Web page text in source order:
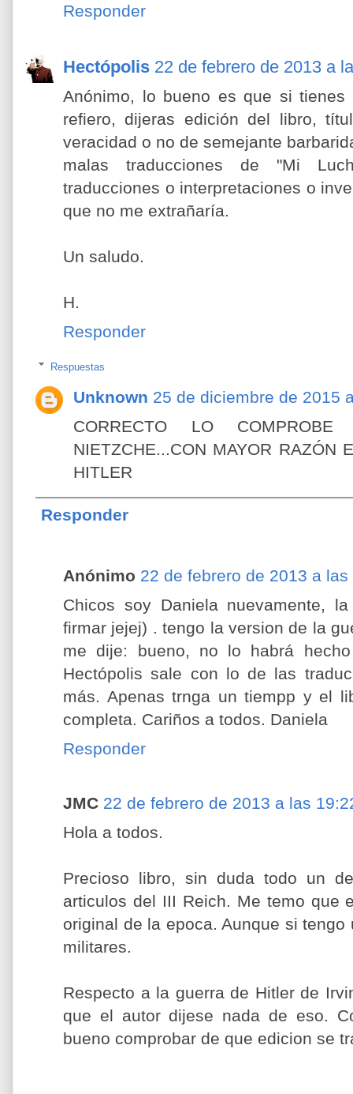
Responder
Hectópolis 22 de febrero de 2013 a
Anónimo, lo bueno es que si
refiero, dijeras edición del libro,
veracidad o no de semejante
malas traducciones de "Mi
traducciones o interpretaciones o
que no me extrañaría.
Un saludo.
H.
Responder
Respuestas
Unknown 25 de diciembre de 2015
CORRECTO LO
NIETZCHE...CON MAYOR RAZÓN
HITLER
Responder
Anónimo 22 de febrero de 2013 a las
Chicos soy Daniela nuevamente,
firmar jejej) . tengo la version de la
me dije: bueno, no lo habrá
Hectópolis sale con lo de las
más. Apenas trnga un tiempp y el
completa. Cariños a todos. Daniela
Responder
JMC 22 de febrero de 2013 a las
Hola a todos.
Precioso libro, sin duda todo un
articulos del III Reich. Me temo que
original de la epoca. Aunque si
militares.
Respecto a la guerra de Hitler de
que el autor dijese nada de eso.
bueno comprobar de que edicion se